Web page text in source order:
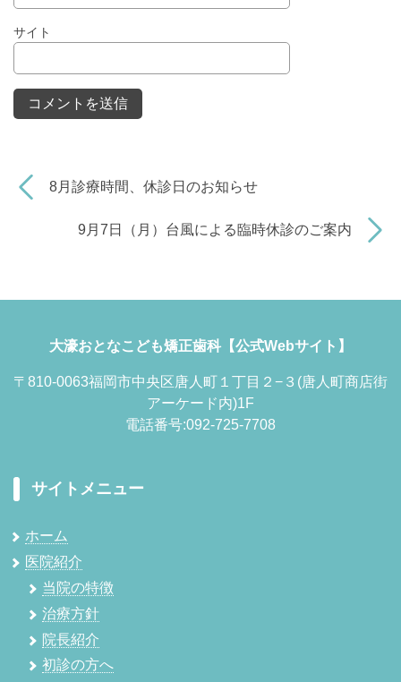
サイト
8月診療時間、休診日のお知らせ
9月7日（月）台風による臨時休診のご案内
大濠おとなこども矯正歯科【公式Webサイト】
〒810-0063福岡市中央区唐人町１丁目２−３(唐人町商店街
アーケード内)1F
電話番号:092-725-7708
サイトメニュー
ホーム
医院紹介
当院の特徴
治療方針
院長紹介
初診の方へ